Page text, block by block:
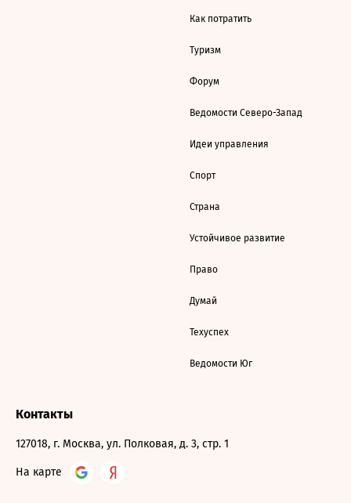
Как потратить
Туризм
Форум
Ведомости Северо-Запад
Идеи управления
Спорт
Страна
Устойчивое развитие
Право
Думай
Техуспех
Ведомости Юг
Контакты
127018, г. Москва, ул. Полковая, д. 3, стр. 1
На карте